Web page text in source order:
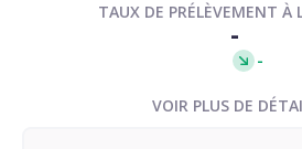
TAUX DE PRÉLÈVEMENT À
-
-
VOIR PLUS DE